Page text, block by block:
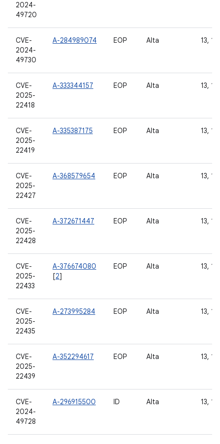
2024-
49720
CVE-
2024-
49730
A-284989074 EOP Alta 13, 14
CVE-
2025-
22418
A-333344157 EOP Alta 13, 14
CVE-
2025-
22419
A-335387175 EOP Alta 13,
CVE-
2025-
22427
A-368579654 EOP Alta 13,
CVE-
2025-
22428
A-372671447 EOP Alta 13,
CVE-
2025-
22433
A-376674080
[2]
EOP Alta 13,
CVE-
2025-
22435
A-273995284 EOP Alta 13,
CVE-
2025-
22439
A-352294617 EOP Alta 13,
CVE-
2024-
49728
A-296915500 ID Alta 13,